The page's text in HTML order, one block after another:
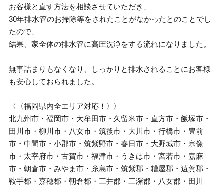
お客様と直す方法を相談させていただき、
30年排水管のお掃除等をされたことがなかったとのことでし
たので、
結果、家全体の排水管に高圧洗浄をする流れになりました。
無事詰まりもなくなり、しっかりと排水されることにお客様
も安心しておられました。
〈〈福岡県内全エリア対応！〉〉
北九州市・福岡市・大牟田市・久留米市・直方市・飯塚市・
田川市・柳川市・八女市・筑後市・大川市・行橋市・豊前
市・中間市・小郡市・筑紫野市・春日市・大野城市・宗像
市・太宰府市・古賀市・福津市・うきは市・宮若市・嘉麻
市・朝倉市・みやま市・糸島市・筑紫郡・糟屋郡・遠賀郡・
鞍手郡・嘉穂郡・朝倉郡・三井郡・三潴郡・八女郡・田川